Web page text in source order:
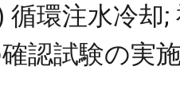
循環注水冷却
認試験の実